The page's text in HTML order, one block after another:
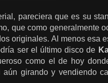
pareciera que es su
que como generalmente
originales. Al menos esa
ser el último disco de
como el de hoy
girando y vendiendo